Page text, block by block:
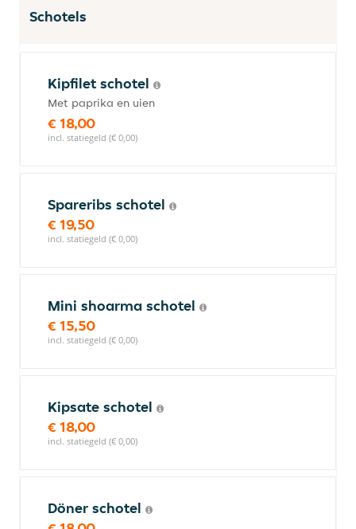
Schotels
Kipfilet schotel
Met paprika en uien
€ 18,00
incl. statiegeld (€ 0,00)
Spareribs schotel
€ 19,50
incl. statiegeld (€ 0,00)
Mini shoarma schotel
€ 15,50
incl. statiegeld (€ 0,00)
Kipsate schotel
€ 18,00
incl. statiegeld (€ 0,00)
Döner schotel